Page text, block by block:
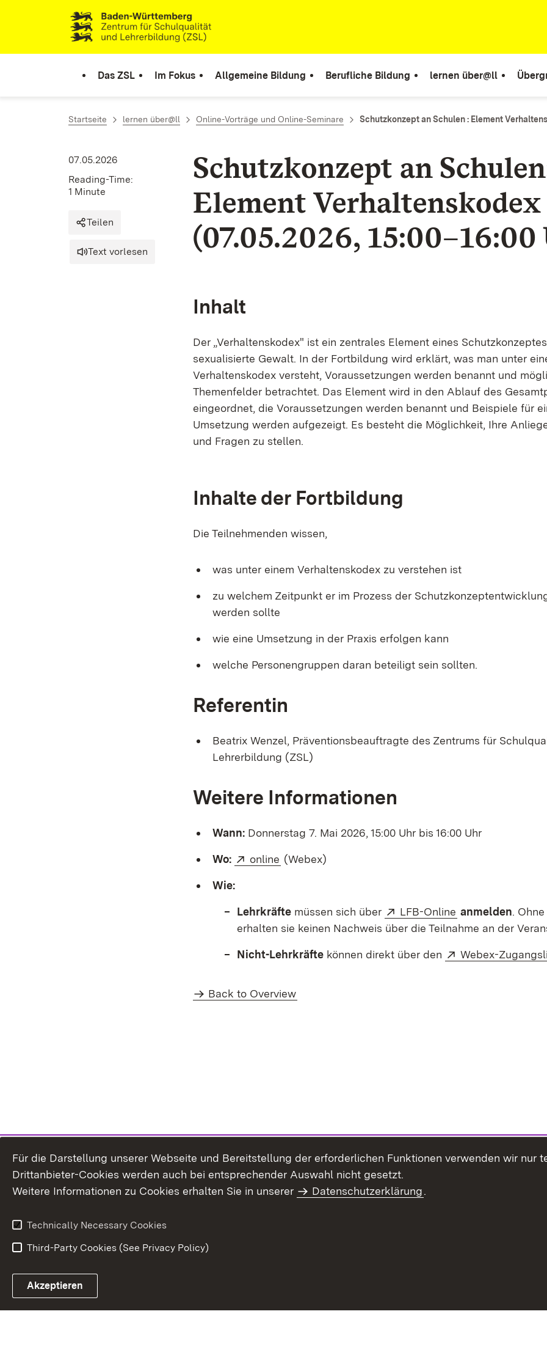
Skip to content
Link to homepage
Das ZSL Im Fokus Allgemeine Bildung Berufliche Bildung lernen über@ll
Startseite lernen über@ll Online-Vorträge und Online-Seminare Schutzkonzept an Schulen : Element
Schutzkonzept an
Element Verhaltenskodex
(07.05.2026, 15:00–16:00
07.05.2026
Reading-Time:
1 Minute
Teilen
Text vorlesen
Inhalt
Der „Verhaltenskodex" ist ein zentrales Element eines
sexualisierte Gewalt. In der Fortbildung wird erklärt, was man unter
Verhaltenskodex versteht, Voraussetzungen werden benannt und
Themenfelder betrachtet. Das Element wird in den Ablauf des
eingeordnet, die Voraussetzungen werden benannt und Beispiele für
Umsetzung werden aufgezeigt. Es besteht die Möglichkeit, Ihre
und Fragen zu stellen.
Inhalte der Fortbildung
Die Teilnehmenden wissen,
was unter einem Verhaltenskodex zu verstehen ist
zu welchem Zeitpunkt er im Prozess der
werden sollte
wie eine Umsetzung in der Praxis erfolgen kann
welche Personengruppen daran beteiligt sein sollten.
Referentin
Beatrix Wenzel, Präventionsbeauftragte des Zentrums für
Lehrerbildung (ZSL)
Weitere Informationen
Wann: Donnerstag 7. Mai 2026, 15:00 Uhr bis 16:00 Uhr
Wo: External:
online (Opens in new window)
(Webex)
Wie:
Lehrkräfte müssen sich über External:
LFB-Online (Opens in new
anmelden.
erhalten sie keinen Nachweis über die Teilnahme an der
Nicht-Lehrkräfte können direkt über den External:
Webex-
Back to Overview
Für die Darstellung unserer Webseite und Bereitstellung der erforderlichen Funktionen verwenden wir nur
Drittanbieter-Cookies werden auch bei entsprechender Auswahl nicht gesetzt.
Weitere Informationen zu Cookies erhalten Sie in unserer
Datenschutzerklärung.
Technically Necessary Cookies
Third-Party Cookies (See Privacy Policy)
Akzeptieren